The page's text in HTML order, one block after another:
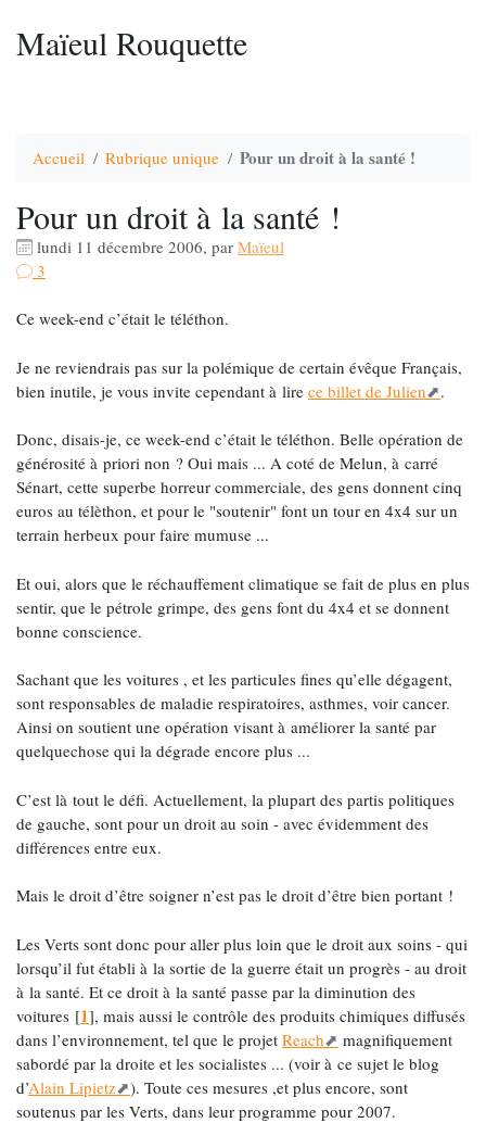
Maïeul Rouquette
Accueil Rubrique unique Pour un droit à la santé !
Pour un droit à la santé !
lundi 11 décembre 2006, par Maïeul
3
Ce week-end c’était le téléthon.
Je ne reviendrais pas sur la polémique de certain évêque Français,
bien inutile, je vous invite cependant à lire ce billet de Julien .
Donc, disais-je, ce week-end c’était le téléthon. Belle opération de
générosité à priori non ? Oui mais ... A coté de Melun, à carré
Sénart, cette superbe horreur commerciale, des gens donnent cinq
euros au télèthon, et pour le "soutenir" font un tour en 4x4 sur un
terrain herbeux pour faire mumuse ...
Et oui, alors que le réchauffement climatique se fait de plus en plus
sentir, que le pétrole grimpe, des gens font du 4x4 et se donnent
bonne conscience.
Sachant que les voitures , et les particules fines qu’elle dégagent,
sont responsables de maladie respiratoires, asthmes, voir cancer.
Ainsi on soutient une opération visant à améliorer la santé par
quelquechose qui la dégrade encore plus ...
C’est là tout le défi. Actuellement, la plupart des partis politiques
de gauche, sont pour un droit au soin - avec évidemment des
différences entre eux.
Mais le droit d’être soigner n’est pas le droit d’être bien portant !
Les Verts sont donc pour aller plus loin que le droit aux soins - qui
lorsqu’il fut établi à la sortie de la guerre était un progrès - au droit
à la santé. Et ce droit à la santé passe par la diminution des
voitures [1], mais aussi le contrôle des produits chimiques diffusés
dans l’environnement, tel que le projet Reach
magnifiquement
sabordé par la droite et les socialistes ... (voir à ce sujet le blog
d’Alain Lipietz
). Toute ces mesures ,et plus encore, sont
soutenus par les Verts, dans leur programme pour 2007.